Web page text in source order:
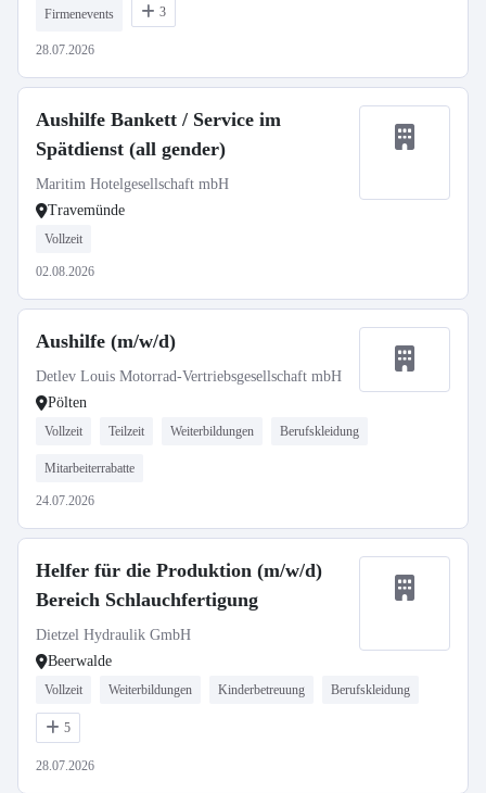
Firmenevents 3
28.07.2026
Aushilfe Bankett / Service im
Spätdienst (all gender)
Maritim Hotelgesellschaft mbH
Travemünde
Vollzeit
02.08.2026
Aushilfe (m/w/d)
Detlev Louis Motorrad-Vertriebsgesellschaft mbH
Pölten
Vollzeit Teilzeit Weiterbildungen Berufskleidung
Mitarbeiterrabatte
24.07.2026
Helfer für die Produktion (m/w/d)
Bereich Schlauchfertigung
Dietzel Hydraulik GmbH
Beerwalde
Vollzeit Weiterbildungen Kinderbetreuung Berufskleidung
5
28.07.2026